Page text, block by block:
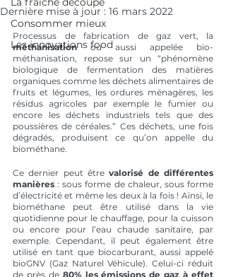
Consommer mieux
Les innovations food
Dernière mise à jour : 16 mars 2022
méthanisation ou aussi appelée bio-
méthanisation, repose sur un “phénomène
biologique de fermentation des matières
organiques comme les déchets alimentaires de
fruits et légumes, les ordures ménagères, les
résidus agricoles par exemple le fumier ou
encore les déchets industriels tels que des
poussières de céréales.” Ces déchets, une fois
dégradés, produisent ce qu’on appelle du
biométhane.
Ce dernier peut être valorisé de différentes
manières : sous forme de chaleur, sous forme
d’électricité et même les deux à la fois ! Ainsi, le
biométhane peut être utilisé dans la vie
quotidienne pour le chauffage, pour la cuisson
ou encore pour l’eau chaude sanitaire, par
exemple. Cependant, il peut également être
utilisé en tant que biocarburant, aussi appelé
bioGNV (Gaz Naturel Véhicule). Celui-ci réduit
de près de 80% les émissions de gaz à effet